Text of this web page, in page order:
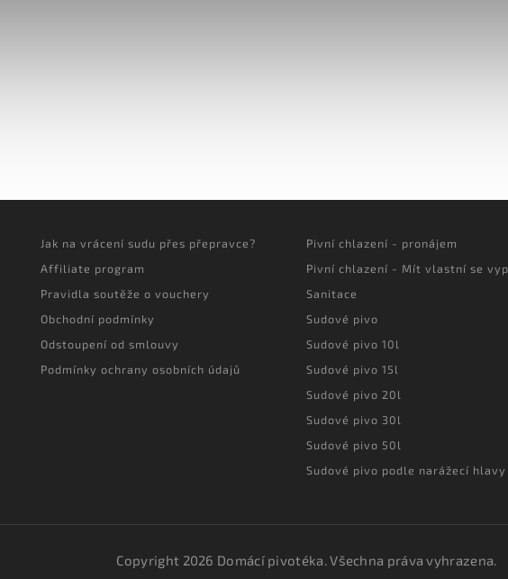
Jak na vrácení sudu přes přepravce?
Affiliate program
Pravidla soutěže o vouchery
Obchodní podmínky
Odstoupení od smlouvy
Podmínky ochrany osobních údajů
Pivní chlazení - pronájem
Pivní chlazení - Mít vlastní se
Sanitace
Sudové pivo
Sudové pivo 10l
Sudové pivo 15l
Sudové pivo 20l
Sudové pivo 30l
Sudové pivo 50l
Sudové pivo podle narážecí hlavy
Copyright 2026 Domácí pivotéka. Všechna práva vyhrazena.